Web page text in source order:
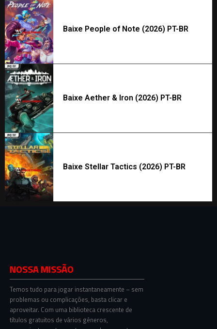
Baixe People of Note (2026) PT-BR
Baixe Aether & Iron (2026) PT-BR
Baixe Stellar Tactics (2026) PT-BR
NOSSA MISSÃO
Temos tudo para jogar instantaneamente – sem
problemas ou complicações, basta clicar e
aproveitar. Com uma biblioteca crescente de
títulos gratuitos de vários gêneros,